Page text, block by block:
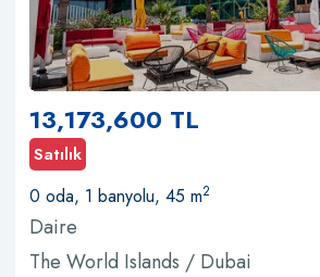
13,173,600 TL
Satılık
0 oda, 1 banyolu, 45 m2
Daire
The World Islands / Dubai